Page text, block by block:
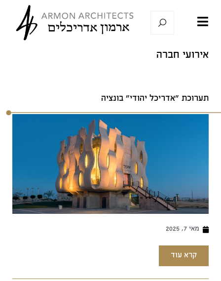
אירועי חברה
תערוכת "אדריכל יהודי" בונציה
מאי 7, 2025
קרא עוד